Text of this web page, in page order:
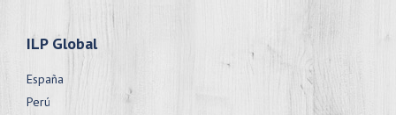
ILP Global
España
Perú